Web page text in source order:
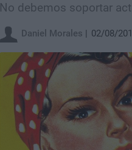
No debemos soportar
Daniel Morales 02/08/